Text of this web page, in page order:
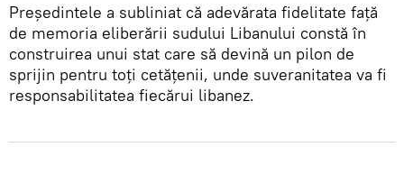
Președintele a subliniat că adevărata fidelitate față
de memoria eliberării sudului Libanului constă în
construirea unui stat care să devină un pilon de
sprijin pentru toți cetățenii, unde suveranitatea va fi
responsabilitatea fiecărui libanez.